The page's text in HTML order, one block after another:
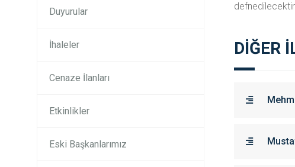
Duyurular
İhaleler
Cenaze İlanları
Etkinlikler
Eski Başkanlarımız
DİĞER